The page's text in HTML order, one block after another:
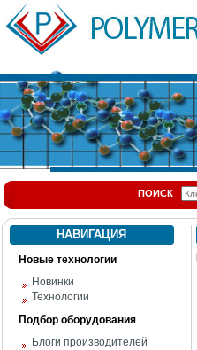
ПОИСК
НАВИГАЦИЯ
Новые технологии
Новинки
Технологии
Подбор оборудования
Блоги производителей